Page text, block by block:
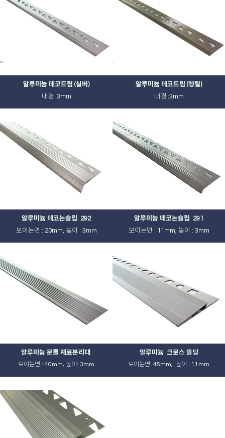
알루미늄 데코트림 (실버)
내경 :3mm
알루미늄 데코트림 (헹켈)
내경 :3mm
알루미늄 데코논슬립 292
보이는면 : 20mm, 높이 : 3mm
알루미늄 데코논슬립 291
보이는면 : 11mm, 높이 : 3mm
알루미늄 문틀 재료분리대
보이는면 : 40mm, 높이: 3mm
알루미늄 크로스 몰딩
보이는면: 45mm, 높이 : 11mm